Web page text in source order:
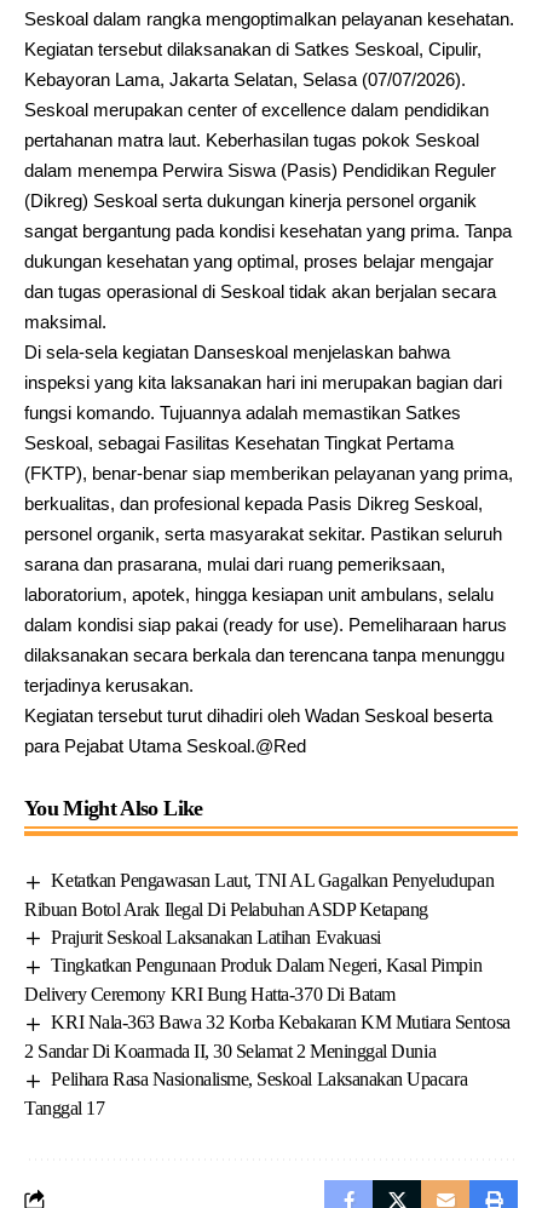
Seskoal dalam rangka mengoptimalkan pelayanan kesehatan.
Kegiatan tersebut dilaksanakan di Satkes Seskoal, Cipulir,
Kebayoran Lama, Jakarta Selatan, Selasa (07/07/2026).
Seskoal merupakan center of excellence dalam pendidikan
pertahanan matra laut. Keberhasilan tugas pokok Seskoal
dalam menempa Perwira Siswa (Pasis) Pendidikan Reguler
(Dikreg) Seskoal serta dukungan kinerja personel organik
sangat bergantung pada kondisi kesehatan yang prima. Tanpa
dukungan kesehatan yang optimal, proses belajar mengajar
dan tugas operasional di Seskoal tidak akan berjalan secara
maksimal.
Di sela-sela kegiatan Danseskoal menjelaskan bahwa
inspeksi yang kita laksanakan hari ini merupakan bagian dari
fungsi komando. Tujuannya adalah memastikan Satkes
Seskoal, sebagai Fasilitas Kesehatan Tingkat Pertama
(FKTP), benar-benar siap memberikan pelayanan yang prima,
berkualitas, dan profesional kepada Pasis Dikreg Seskoal,
personel organik, serta masyarakat sekitar. Pastikan seluruh
sarana dan prasarana, mulai dari ruang pemeriksaan,
laboratorium, apotek, hingga kesiapan unit ambulans, selalu
dalam kondisi siap pakai (ready for use). Pemeliharaan harus
dilaksanakan secara berkala dan terencana tanpa menunggu
terjadinya kerusakan.
Kegiatan tersebut turut dihadiri oleh Wadan Seskoal beserta
para Pejabat Utama Seskoal.@Red
You Might Also Like
Ketatkan Pengawasan Laut, TNI AL Gagalkan Penyeludupan
Ribuan Botol Arak Ilegal Di Pelabuhan ASDP Ketapang
Prajurit Seskoal Laksanakan Latihan Evakuasi
Tingkatkan Pengunaan Produk Dalam Negeri, Kasal Pimpin
Delivery Ceremony KRI Bung Hatta-370 Di Batam
KRI Nala-363 Bawa 32 Korba Kebakaran KM Mutiara Sentosa
2 Sandar Di Koarmada II, 30 Selamat 2 Meninggal Dunia
Pelihara Rasa Nasionalisme, Seskoal Laksanakan Upacara
Tanggal 17